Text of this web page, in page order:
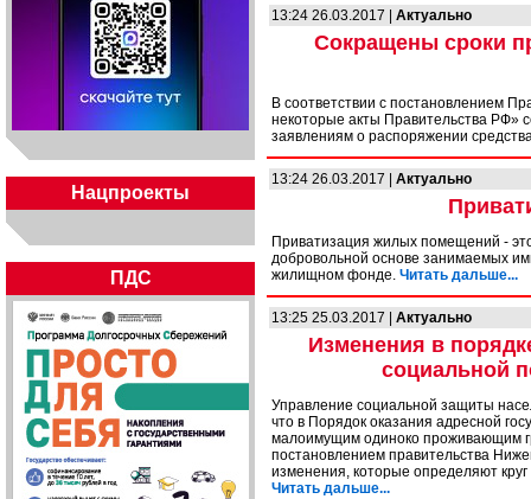
Нацпроекты
ПДС
13:24 26.03.2017 | Актуально
Сокращены сроки
В соответствии с постановлением
некоторые акты Правительства РФ»
заявлениям о распоряжении
13:24 26.03.2017 | Актуально
Приватизация жилых помещений -
добровольной основе занимаемых
жилищном фонде. Читать дальше...
13:25 25.03.2017 | Актуально
Изменения в
социальной
Управление социальной защиты
что в Порядок оказания адресной
малоимущим одиноко проживающим
постановлением правительства
изменения, которые определяют
Читать дальше...